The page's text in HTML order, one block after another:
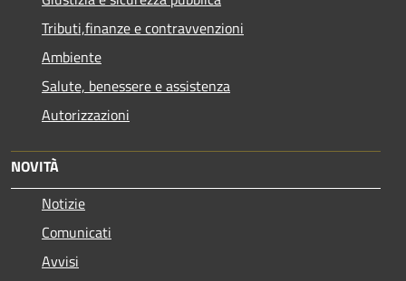
Tributi,finanze e contravvenzioni
Ambiente
Salute, benessere e assistenza
Autorizzazioni
NOVITÀ
Notizie
Comunicati
Avvisi